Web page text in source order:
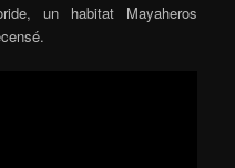
un habitat Mayaheros